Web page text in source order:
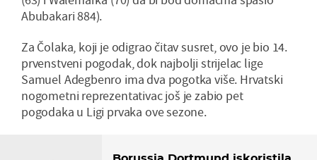
Abubakari 884).
Za Čolaka, koji je odigrao čitav susret, ovo je bio 14.
prvenstveni pogodak, dok najbolji strijelac lige
Samuel Adegbenro ima dva pogotka više. Hrvatski
nogometni reprezentativac još je zabio pet
pogodaka u Ligi prvaka ove sezone.